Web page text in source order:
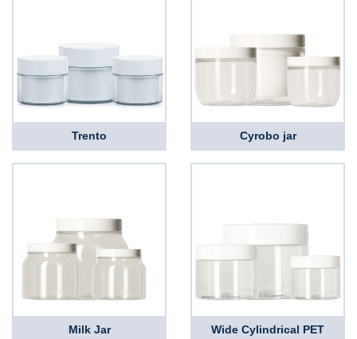
Trento Cyrobo jar
Milk Jar Wide Cylindrical PET